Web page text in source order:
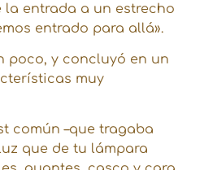
la entrada a un estrecho
entrado para allá».
poco, y concluyó en un
muy
común –que tragaba
que de tu lámpara